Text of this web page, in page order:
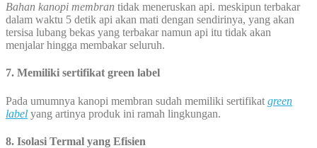
Bahan kanopi membran tidak meneruskan api. meskipun terbakar
dalam waktu 5 detik api akan mati dengan sendirinya, yang akan
tersisa lubang bekas yang terbakar namun api itu tidak akan
menjalar hingga membakar seluruh.
7. Memiliki sertifikat green label
Pada umumnya kanopi membran sudah memiliki sertifikat green
label yang artinya produk ini ramah lingkungan.
8. Isolasi Termal yang Efisien